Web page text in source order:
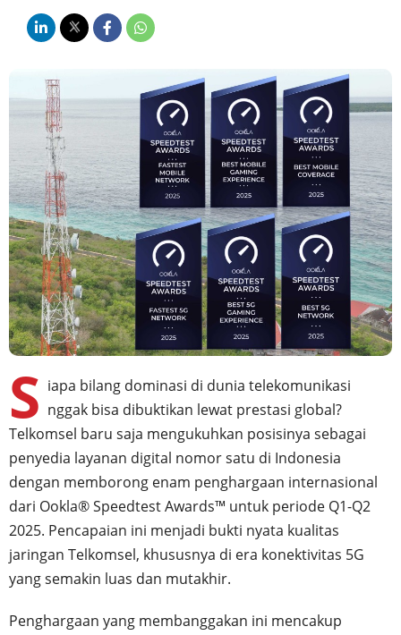
S iapa bilang dominasi di dunia telekomunikasi
nggak bisa dibuktikan lewat prestasi global?
Telkomsel baru saja mengukuhkan posisinya sebagai
penyedia layanan digital nomor satu di Indonesia
dengan memborong enam penghargaan internasional
dari Ookla® Speedtest Awards™ untuk periode Q1-Q2
2025. Pencapaian ini menjadi bukti nyata kualitas
jaringan Telkomsel, khususnya di era konektivitas 5G
yang semakin luas dan mutakhir.
Penghargaan yang membanggakan ini mencakup